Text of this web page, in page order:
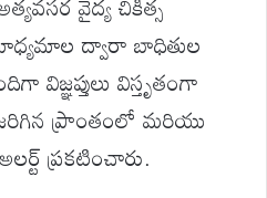
ద్వారా బాధితుల
విస్తృతంగా
ప్రాంతంలో మరియు
ప్రకటించారు.